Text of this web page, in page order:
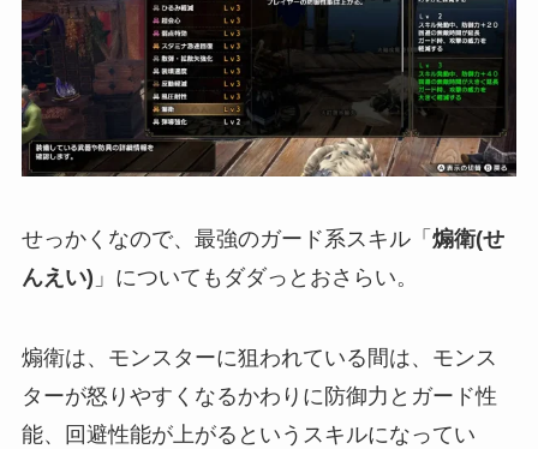
せっかくなので、最強のガード系スキル「 煽衛(せ
んえい) 」についてもダダっとおさらい。
煽衛は、モンスターに狙われている間は、モンス
ターが怒りやすくなるかわりに防御力とガード性
能、回避性能が上がるというスキルになってい